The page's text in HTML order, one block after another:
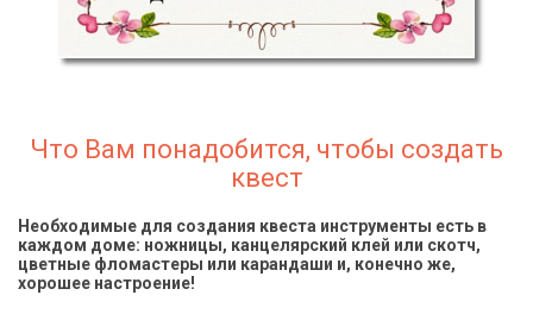
Что Вам понадобится, чтобы создать
квест
Необходимые для создания квеста инструменты есть в
каждом доме: ножницы, канцелярский клей или скотч,
цветные фломастеры или карандаши и, конечно же,
хорошее настроение!